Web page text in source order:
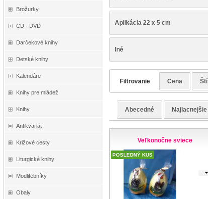
Brožurky
CD - DVD
Darčekové knihy
Detské knihy
Kalendáre
Knihy pre mládež
Knihy
Antikvariát
Križové cesty
Liturgické knihy
Modlitebníky
Obaly
Aplikácia 22 x 5 cm
Iné
Filtrovanie Cena
Abecedné Najlacnejšie
Veľkonočne sviece
POSLEDNÝ KUS